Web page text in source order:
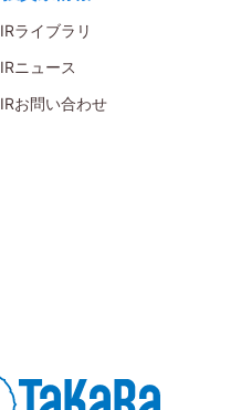
IRライブラリ
IRニュース
IRお問い合わせ